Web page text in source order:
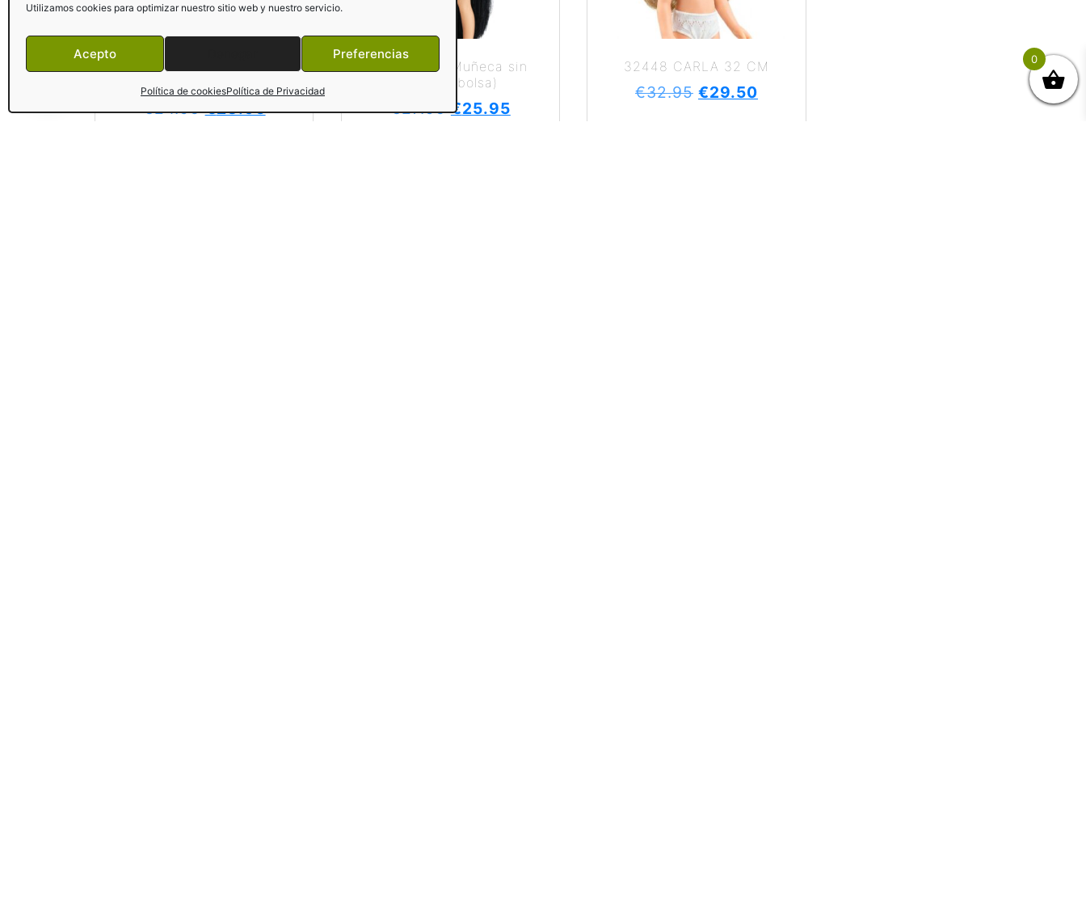
Utilizamos cookies para optimizar nuestro sitio web y nuestro servicio.
Acepto Preferencias
Política de cookiesPolítica de Privacidad
32231 Cristi (Muñeca sin
€24.95 €23.95
32235 Liu (Muñeca sin
ropa en bolsa)
€27.95 €25.95
32448 CARLA 32 CM
€32.95 €29.50
0
¿Necesitas ayuda?